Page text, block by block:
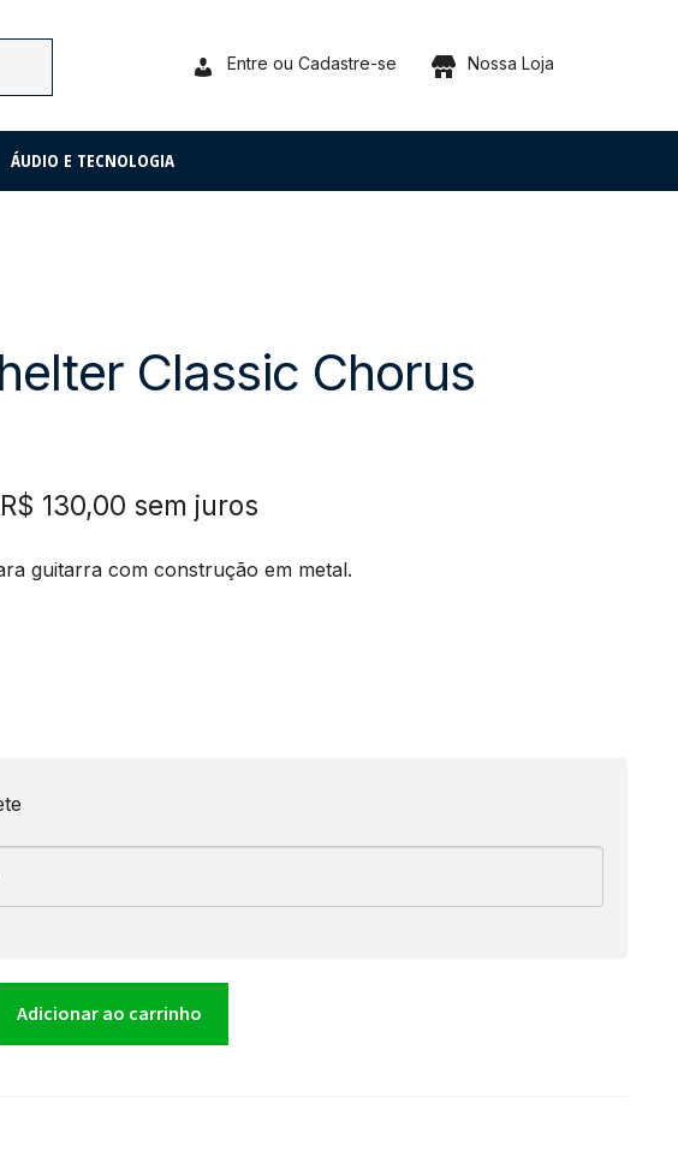
Entre ou Cadastre-se Nossa Loja
ÁUDIO E TECNOLOGIA
Classic Chorus
R$ 130,00 sem juros
guitarra com construção em metal.
Adicionar ao carrinho